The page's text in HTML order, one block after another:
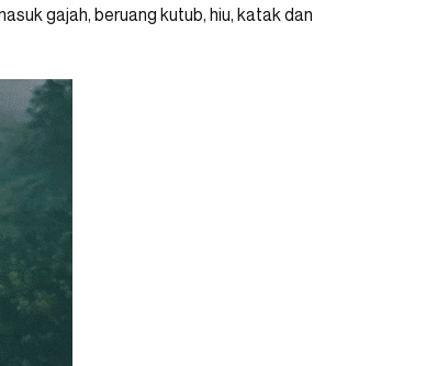
gajah, beruang kutub, hiu, katak dan